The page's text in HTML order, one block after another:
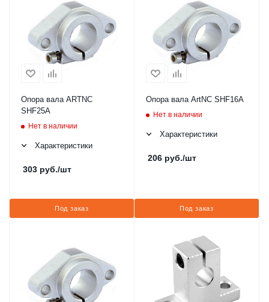
Опора вала ARTNC
SHF25A
Нет в наличии
Характеристики
303 руб./шт
Под заказ
Опора вала ArtNC SHF16A
Нет в наличии
Характеристики
206 руб./шт
Под заказ